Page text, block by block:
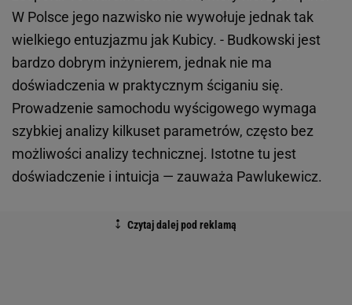
W Polsce jego nazwisko nie wywołuje jednak tak
wielkiego entuzjazmu jak Kubicy. - Budkowski jest
bardzo dobrym inżynierem, jednak nie ma
doświadczenia w praktycznym ściganiu się.
Prowadzenie samochodu wyścigowego wymaga
szybkiej analizy kilkuset parametrów, często bez
możliwości analizy technicznej. Istotne tu jest
doświadczenie i intuicja — zauważa Pawlukewicz.